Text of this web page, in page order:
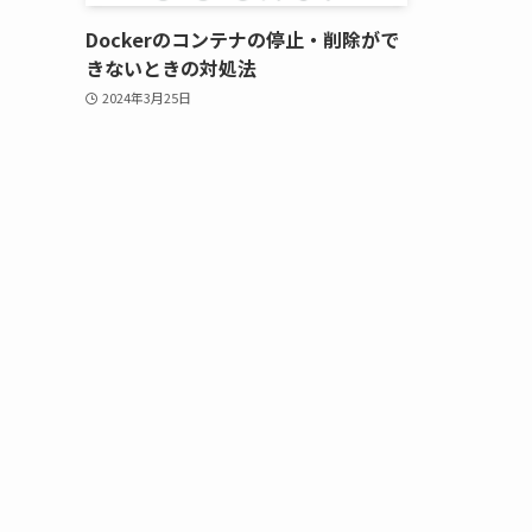
Dockerのコンテナの停止・削除がで
きないときの対処法
2024年3月25日